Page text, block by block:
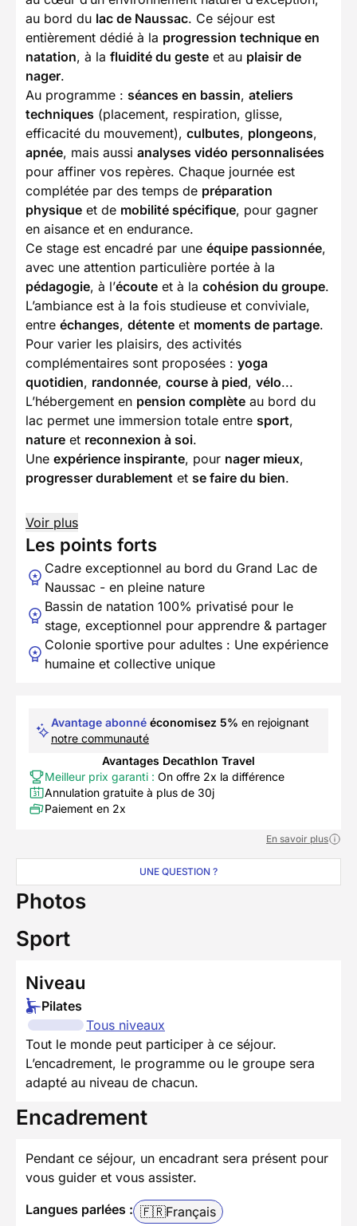
au bord du lac de Naussac. Ce séjour est
entièrement dédié à la progression technique en
natation, à la fluidité du geste et au plaisir de
nager.
Au programme : séances en bassin, ateliers
techniques (placement, respiration, glisse,
efficacité du mouvement), culbutes, plongeons,
apnée, mais aussi analyses vidéo personnalisées
pour affiner vos repères. Chaque journée est
complétée par des temps de préparation
physique et de mobilité spécifique, pour gagner
en aisance et en endurance.
Ce stage est encadré par une équipe passionnée,
avec une attention particulière portée à la
pédagogie, à l’écoute et à la cohésion du groupe.
L’ambiance est à la fois studieuse et conviviale,
entre échanges, détente et moments de partage.
Pour varier les plaisirs, des activités
complémentaires sont proposées : yoga
quotidien, randonnée, course à pied, vélo...
L’hébergement en pension complète au bord du
lac permet une immersion totale entre sport,
nature et reconnexion à soi.
Une expérience inspirante, pour nager mieux,
progresser durablement et se faire du bien.
Voir plus
Les points forts
Cadre exceptionnel au bord du Grand Lac de
Naussac - en pleine nature
Bassin de natation 100% privatisé pour le
stage, exceptionnel pour apprendre & partager
Colonie sportive pour adultes : Une expérience
humaine et collective unique
Avantage abonné économisez 5% en rejoignant
notre communauté
Avantages Decathlon Travel
Meilleur prix garanti : On offre 2x la différence
Annulation gratuite à plus de 30j
Paiement en 2x
En savoir plus
UNE QUESTION ?
Photos
Sport
Niveau
Pilates
Tous niveaux
Tout le monde peut participer à ce séjour.
L’encadrement, le programme ou le groupe sera
adapté au niveau de chacun.
Encadrement
Pendant ce séjour, un encadrant sera présent pour
vous guider et vous assister.
Langues parlées : 🇫🇷Français